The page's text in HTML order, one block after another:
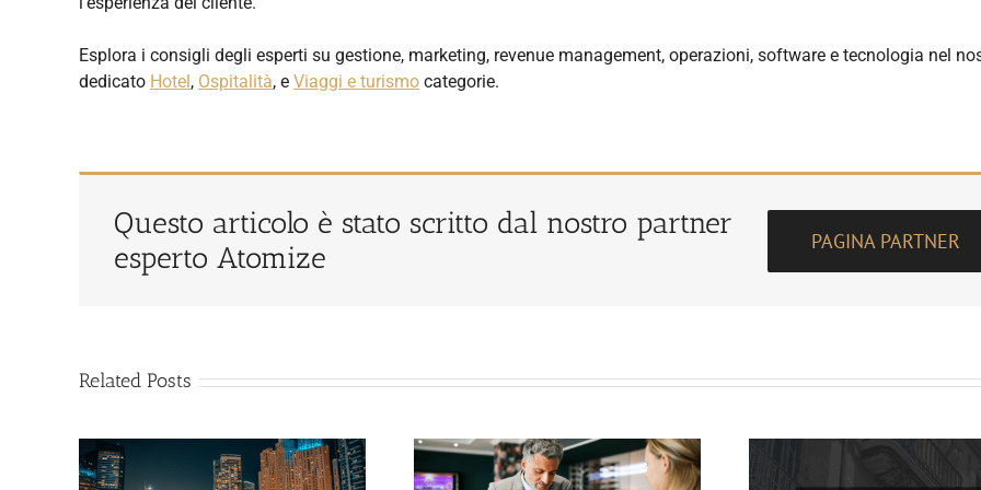
Esplora i consigli degli esperti su gestione, marketing, revenue management, operazioni, software e tecnologia nel
dedicato Hotel, Ospitalità, e Viaggi e turismo categorie.
Questo articolo è stato scritto dal nostro partner
esperto Atomize
PAGINA PARTNER
Related Posts